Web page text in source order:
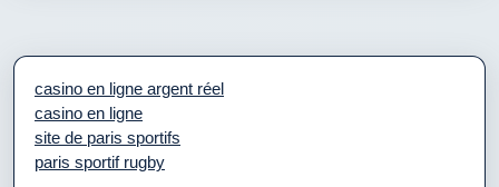
casino en ligne argent réel
casino en ligne
site de paris sportifs
paris sportif rugby